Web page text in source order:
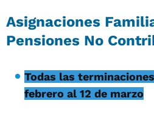
Asignaciones
Pensiones No
Todas las
febrero al 12 de marzo